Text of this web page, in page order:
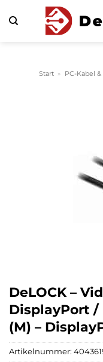
Inhalt
Start » PC-Kabel
DeLOCK –
DisplayPort /
(M) –
Artikelnummer: